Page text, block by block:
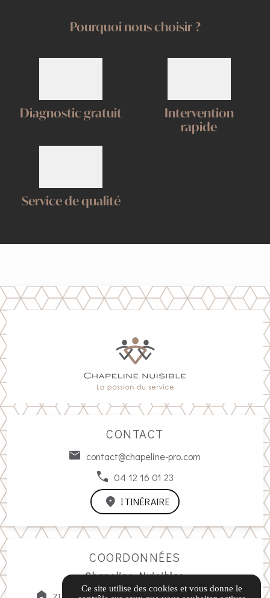
Pourquoi nous choisir ?
Diagnostic gratuit
Intervention
rapide
Service de qualité
CONTACT
contact@chapeline-pro.com
04 12 16 01 23
ITINÉRAIRE
COORDONNÉES
Chapeline Nuisibles
Ce site utilise des cookies et vous donne le